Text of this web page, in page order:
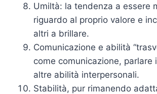
Umiltà: la tendenza a essere
riguardo al proprio valore e
altri a brillare.
Comunicazione e abilità
come comunicazione, parlare
altre abilità interpersonali.
Stabilità, pur rimanendo